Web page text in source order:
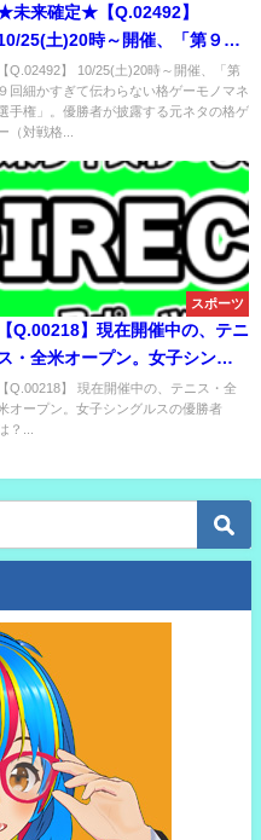
未来確定★【Q.02492】
25(土)20時～開催、「第９回
細かすぎて伝わらない格ゲーモ
ノマネ選手権」。優勝者が披露
する元ネタの格ゲー（対戦格闘
ンは？
【Q.02492】 10/25(土)20時～開催、「第
９回細かすぎて伝わらない格ゲーモノマネ
手権」。優勝者が披露する元ネタの格ゲ
（対戦格...
スポーツ
【Q.00218】現在開催中の、テニ
ス・全米オープン。女子シング
ルスの優勝者は？
【Q.00218】 現在開催中の、テニス・全
オープン。女子シングルスの優勝者
？...